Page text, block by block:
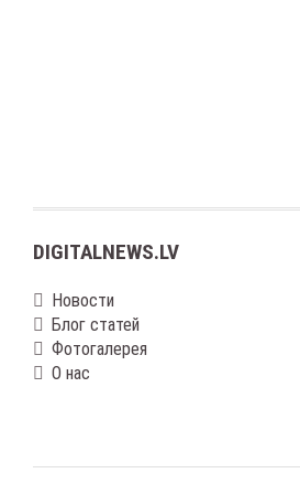
DIGITALNEWS.LV
Новости
Блог статей
Фотогалерея
О нас